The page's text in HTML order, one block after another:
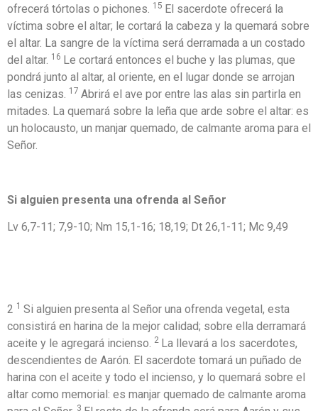
ofrecerá tórtolas o pichones. 15 El sacerdote ofrecerá la
víctima sobre el altar; le cortará la cabeza y la quemará sobre
el altar. La sangre de la víctima será derramada a un costado
del altar. 16 Le cortará entonces el buche y las plumas, que
pondrá junto al altar, al oriente, en el lugar donde se arrojan
las cenizas. 17 Abrirá el ave por entre las alas sin partirla en
mitades. La quemará sobre la leña que arde sobre el altar: es
un holocausto, un manjar quemado, de calmante aroma para el
Señor.
Si alguien presenta una ofrenda al Señor
Lv 6,7-11; 7,9-10; Nm 15,1-16; 18,19; Dt 26,1-11; Mc 9,49
2 1 Si alguien presenta al Señor una ofrenda vegetal, esta
consistirá en harina de la mejor calidad; sobre ella derramará
aceite y le agregará incienso.
2 La llevará a los sacerdotes,
descendientes de Aarón. El sacerdote tomará un puñado de
harina con el aceite y todo el incienso, y lo quemará sobre el
altar como memorial: es manjar quemado de calmante aroma
3